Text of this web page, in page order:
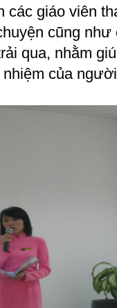
các giáo viên
cũng
qua, nhằm
của